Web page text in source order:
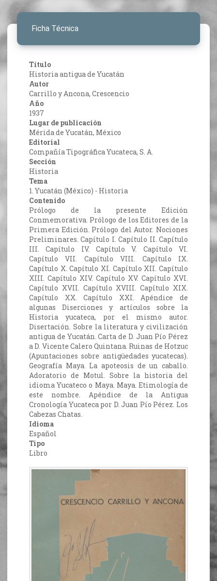
Ficha Técnica
Título
Historia antigua de Yucatán
Autor
Carrillo y Ancona, Crescencio
Año
1937
Lugar de publicación
Mérida de Yucatán, México
Editorial
Compañía Tipográfica Yucateca, S. A.
Sección
Historia
Tema
1. Yucatán (México) - Historia
Contenido
Prólogo de la presente Edición
Conmemorativa. Prólogo de los Editores de la
Primera Edición. Prólogo del Autor. Nociones
Preliminares. Capítulo I. Capítulo II. Capítulo
III. Capítulo IV. Capítulo V. Capítulo VI.
Capítulo VII. Capítulo VIII. Capítulo IX.
Capítulo X. Capítulo XI. Capítulo XII. Capítulo
XIII. Capítulo XIV. Capítulo XV. Capítulo XVI.
Capítulo XVII. Capítulo XVIII. Capítulo XIX.
Capítulo XX. Capítulo XXI. Apéndice de
algunas Diserciones y artículos sobre la
Historia yucateca, por el mismo autor.
Disertación. Sobre la literatura y civilización
antigua de Yucatán. Carta de D. Juan Pío Pérez
a D. Vicente Calero Quintana. Ruinas de Hotzuc
(Apuntaciones sobre antigüedades yucatecas).
Geografía Maya. La apoteosis de un caballo.
Adoratorio de Motul. Sobre la historia del
idioma Yucateco o Maya. Maya. Etimología de
este nombre. Apéndice de la Antigua
Cronología Yucateca por D. Juan Pío Pérez. Los
Cabezas Chatas.
Idioma
Español
Tipo
Libro